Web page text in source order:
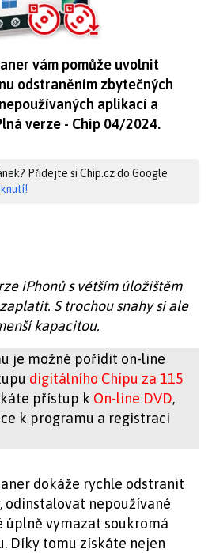
vám pomůže uvolnit
odstraněním zbytečných
aplikací a
verze - Chip 04/2024.
Přidejte si Chip.cz do Google
iPhonů s větším úložištěm
S trochou snahy si ale
kapacitou.
je možné pořídit on-line
digitálního Chipu za 115
přístup k On-line DVD,
k programu a registraci
dokáže rychle odstranit
odinstalovat nepoužívané
úplně vymazat soukromá
Díky tomu získáte nejen